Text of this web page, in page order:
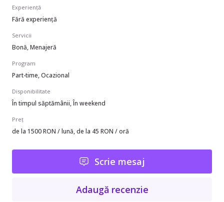
Experiență
Fără experiență
Servicii
Bonă, Menajeră
Program
Part-time, Ocazional
Disponibilitate
În timpul săptămânii, În weekend
Preț
de la 1500 RON / lună, de la 45 RON / oră
Scrie mesaj
Adaugă recenzie